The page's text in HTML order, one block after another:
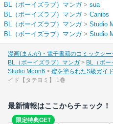
BL（ボーイズラブ）マンガ> sua
BL（ボーイズラブ）マンガ> Canibs
BL（ボーイズラブ）マンガ> Studio
BL（ボーイズラブ）マンガ> Studio
漫画(まんが)・電子書籍のコミックシー
BL（ボーイズラブ）マンガ
BL（ボー
Studio Moon6
蜜を塗られたS級ガイ
イド【タテヨミ】 1巻
最新情報はここからチェック！
限定特典GET